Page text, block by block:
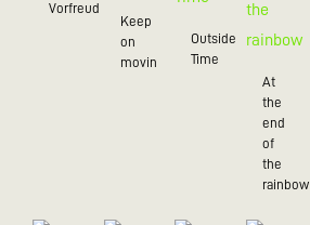
Vorfreude
Keep
on
movin
Outside
Time
At
the
end
of
the
rainbow